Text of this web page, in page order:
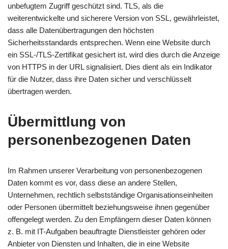
unbefugtem Zugriff geschützt sind. TLS, als die
weiterentwickelte und sicherere Version von SSL, gewährleistet,
dass alle Datenübertragungen den höchsten
Sicherheitsstandards entsprechen. Wenn eine Website durch
ein SSL-/TLS-Zertifikat gesichert ist, wird dies durch die Anzeige
von HTTPS in der URL signalisiert. Dies dient als ein Indikator
für die Nutzer, dass ihre Daten sicher und verschlüsselt
übertragen werden.
Übermittlung von
personenbezogenen Daten
Im Rahmen unserer Verarbeitung von personenbezogenen
Daten kommt es vor, dass diese an andere Stellen,
Unternehmen, rechtlich selbstständige Organisationseinheiten
oder Personen übermittelt beziehungsweise ihnen gegenüber
offengelegt werden. Zu den Empfängern dieser Daten können
z. B. mit IT-Aufgaben beauftragte Dienstleister gehören oder
Anbieter von Diensten und Inhalten, die in eine Website